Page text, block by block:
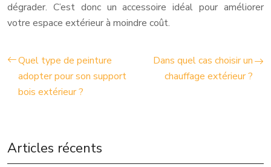
dégrader. C’est donc un accessoire idéal pour améliorer
votre espace extérieur à moindre coût.
Quel type de peinture
adopter pour son support
bois extérieur ?
Dans quel cas choisir un
chauffage extérieur ?
Articles récents